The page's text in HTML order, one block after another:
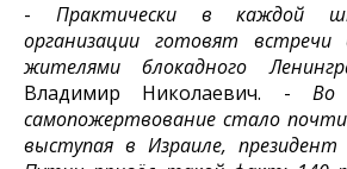
- Практически в каждой
организации готовят
жителями блокадного
Владимир Николаевич. -Во
самопожертвование стало
выступая в Израиле, президент